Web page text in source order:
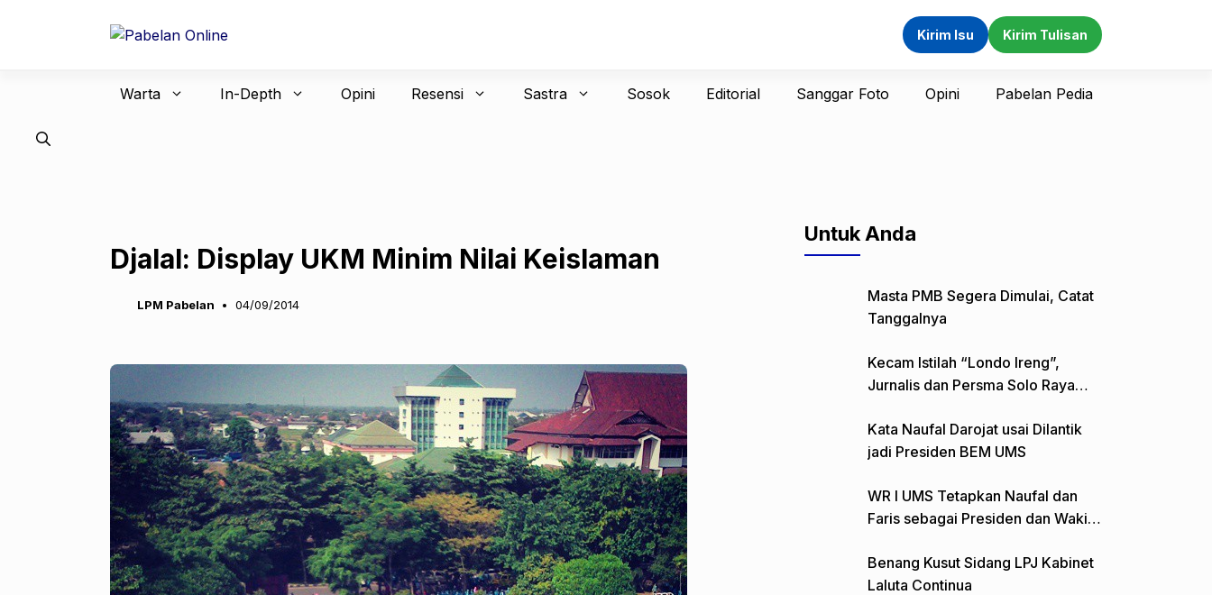
Kirim Isu Kirim Tulisan
Warta In-Depth Opini Resensi Sastra Sosok Editorial Sanggar Foto Opini Pabelan Pedia
Djalal: Display UKM Minim Nilai Keislaman
LPM Pabelan 04/09/2014
Untuk Anda
Masta PMB Segera Dimulai, Catat
Tanggalnya
Kecam Istilah “Londo Ireng”,
Jurnalis dan Persma Solo Raya
Kata Naufal Darojat usai Dilantik
jadi Presiden BEM UMS
WR I UMS Tetapkan Naufal dan
Faris sebagai Presiden dan Wakil
Benang Kusut Sidang LPJ Kabinet
Laluta Continua